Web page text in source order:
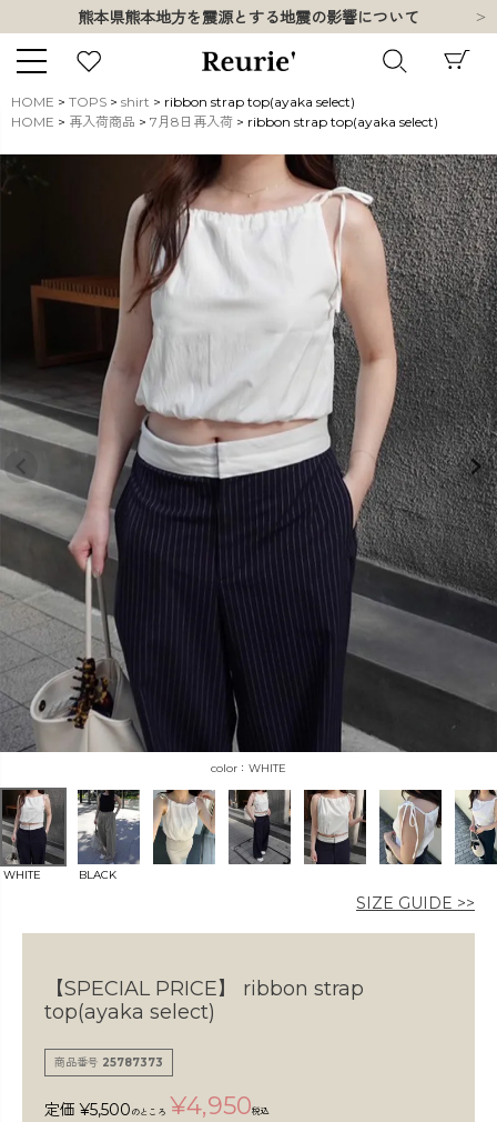
熊本県熊本地方を震源とする地震の影響について
類似ブランド・他社ショップ様との誤認知に関するお願い
熊本県熊本地方を震源とする地震の影響について
類似ブランド・他社ショップ様との誤認知に関するお願い
10,000円以上ご購入で送料無料
キーワード
SALE
商品タイプ
ORIGINAL HIT ITEM
カラー
価格
在庫なし商品
表示しない
検索
HOME TOPS shirt
ribbon strap top(ayaka select)
HOME
再入荷商品 7月8日再入荷 ribbon strap top(ayaka select)
WHITE
WHITE BLACK
SIZE GUIDE >>
【SPECIAL PRICE】
ribbon strap
top(ayaka select)
商品番号 25787373
定価 ¥5,500 のところ ¥4,950税込